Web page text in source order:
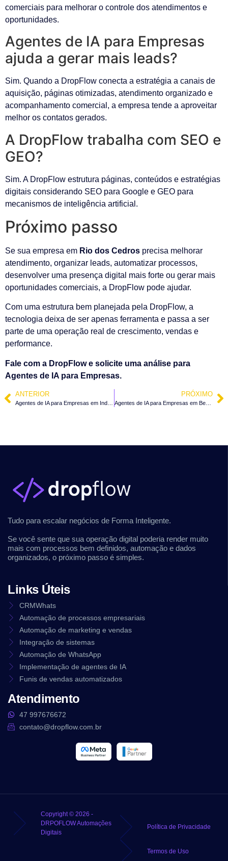
comerciais para melhorar o controle dos atendimentos e
oportunidades.
Agentes de IA para Empresas
ajuda a gerar mais leads?
Sim. Quando a DropFlow conecta a estratégia a canais de
aquisição, páginas otimizadas, atendimento organizado e
acompanhamento comercial, a empresa tende a aproveitar
melhor os contatos gerados.
A DropFlow trabalha com SEO e
GEO?
Sim. A DropFlow estrutura páginas, conteúdos e estratégias
digitais considerando SEO para Google e GEO para
mecanismos de inteligência artificial.
Próximo passo
Se sua empresa em Rio dos Cedros precisa melhorar
atendimento, organizar leads, automatizar processos,
desenvolver uma presença digital mais forte ou gerar mais
oportunidades comerciais, a DropFlow pode ajudar.
Com uma estrutura bem planejada pela DropFlow, a
tecnologia deixa de ser apenas ferramenta e passa a ser
parte de uma operação real de crescimento, vendas e
performance.
Fale com a DropFlow e solicite uma análise para
Agentes de IA para Empresas.
ANTERIOR PRÓXIMO
Agentes de IA para Empresas em Benedito Novo – SC
Tudo para escalar negócios de Forma Inteligente.
Se você sente que sua operação digital poderia render muito
mais com processos bem definidos, automação e dados
organizados, o próximo passo é simples.
Links Úteis
CRMWhats
Automação de processos empresariais
Automação de marketing e vendas
Integração de sistemas
Automação de WhatsApp
Implementação de agentes de IA
Funis de vendas automatizados
Atendimento
47 997676672
contato@dropflow.com.br
Copyright © 2026 -
DRPOFLOW Automações
Digitais
Política de Privacidade
Termos de Uso